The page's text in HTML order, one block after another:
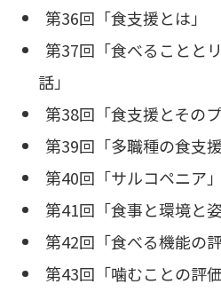
第36回「食支援とは」
第37回「食べることと
話」
第38回「食支援とその
第39回「多職種の食支援
第40回「サルコペニア」
第41回「食事と環境と姿
第42回「食べる機能の評
第43回「噛むことの評価